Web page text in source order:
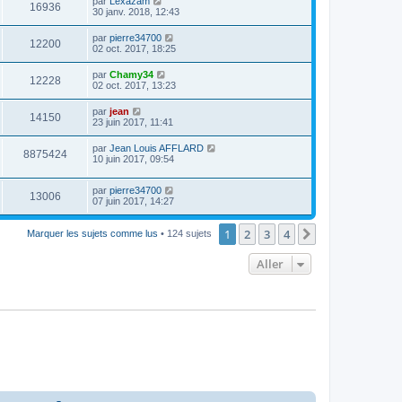
16936
30 janv. 2018, 12:43
12200 par pierre34700
02 oct. 2017, 18:25
12228 par Chamy34
02 oct. 2017, 13:23
14150 par jean
23 juin 2017, 11:41
8875424 par Jean Louis AFFLARD
10 juin 2017, 09:54
13006 par pierre34700
07 juin 2017, 14:27
Marquer les sujets comme lus • 124 sujets 1 2 3 4
Aller